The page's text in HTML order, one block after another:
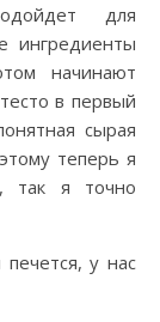
для
ингредиенты
начинают
в первый
сырая
теперь я
так я точно
у нас